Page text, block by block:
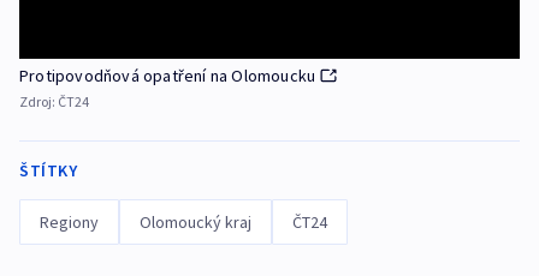
Protipovodňová opatření na Olomoucku
Zdroj: ČT24
ŠTÍTKY
Regiony Olomoucký kraj ČT24